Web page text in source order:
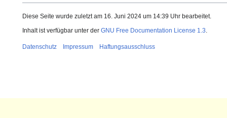
Diese Seite wurde zuletzt am 16. Juni 2024 um 14:39 Uhr bearbeitet.
Inhalt ist verfügbar unter der GNU Free Documentation License 1.3.
Datenschutz Impressum Haftungsausschluss